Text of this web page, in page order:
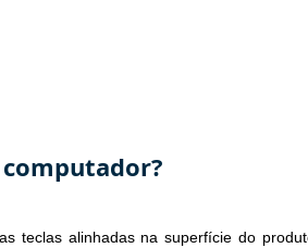
teclas alinhadas na superfície do